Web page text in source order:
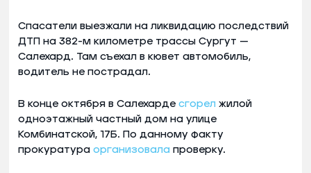
Спасатели выезжали на ликвидацию последствий
ДТП на 382-м километре трассы Сургут —
Салехард. Там съехал в кювет автомобиль,
водитель не пострадал.
В конце октября в Салехарде сгорел жилой
одноэтажный частный дом на улице
Комбинатской, 17Б. По данному факту
прокуратура организовала проверку.